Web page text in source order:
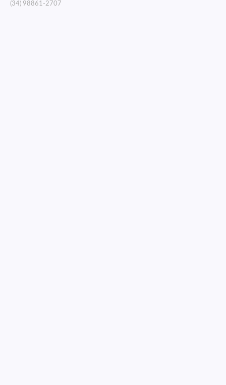
(34) 98861-2707